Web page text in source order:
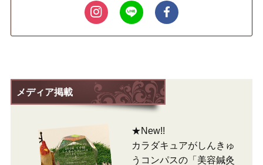
メディア掲載
★New!!
カラダキュアがしんきゅ
うコンパスの「美容鍼灸